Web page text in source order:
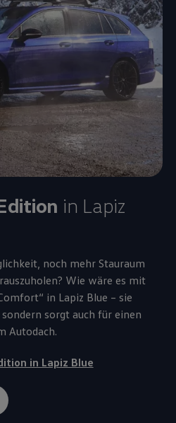
in Lapiz
noch mehr Stauraum
Wie wäre es mit
in Lapiz Blue – sie
sorgt auch für einen
Autodach.
in Lapiz Blue